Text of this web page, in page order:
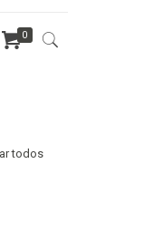
0
todos